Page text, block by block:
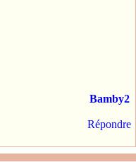
Bamby2
Répondre